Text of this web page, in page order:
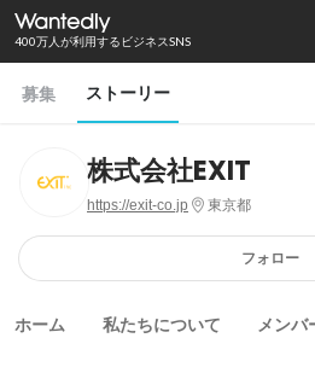
400万人が利用するビジネスSNS
募集 ストーリー
株式会社EXIT
https://exit-co.jp 東京都
フォロー
ホーム 私たちについて メンバ